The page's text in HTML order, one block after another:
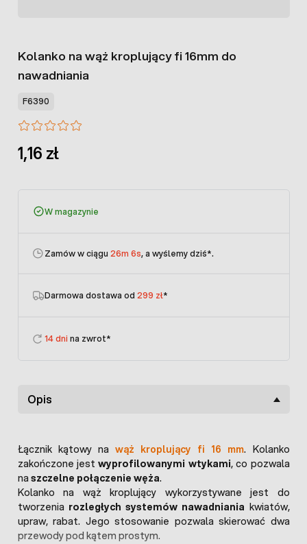
Kolanko na wąż kroplujący fi 16mm do
nawadniania
F6390
1,16 zł
W magazynie
Zamów w ciągu 26m 6s, a wyślemy dziś*.
Darmowa dostawa od 299 zł*
14 dni na zwrot*
Opis
Łącznik kątowy na wąż kroplujący fi 16 mm. Kolanko
zakończone jestwyprofilowanymi wtykami, co pozwala
na szczelne połączenie węża.
Kolanko na wąż kroplujący wykorzystywane jest do
tworzenia rozległych systemów nawadniania kwiatów,
upraw, rabat. Jego stosowanie pozwala skierować dwa
przewody pod kątem prostym.